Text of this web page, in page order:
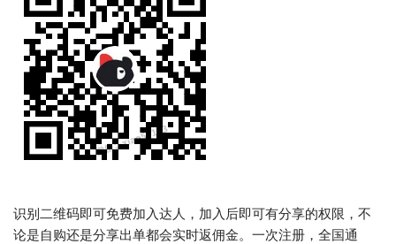
识别二维码即可免费加入达人，加入后即可有分享的权限，不
论是自购还是分享出单都会实时返佣金。一次注册，全国通